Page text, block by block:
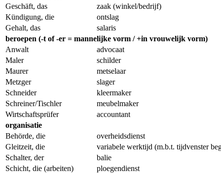
Geschäft, das
zaak (winkel/bedrijf)
Kündigung, die
ontslag
Gehalt, das
salaris
beroepen (-t of -er = mannelijke vorm / +in vrouwelijk vorm)
Anwalt
advocaat
Maler
schilder
Maurer
metselaar
Metzger
slager
Schneider
kleermaker
Schreiner/Tischler
meubelmaker
Wirtschaftsprüfer
accountant
organisatie
Behörde, die
overheidsdienst
Gleitzeit, die
variabele werktijd (m.b.t. tijdvenster
Schalter, der
balie
Schicht, die (arbeiten)
ploegendienst